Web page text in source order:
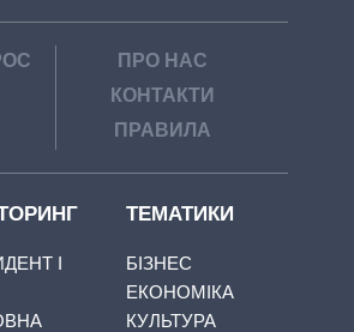
ПРО НАС
КОНТАКТИ
ПРАВИЛА
І
ТЕМАТИКИ
БІЗНЕС
ЕКОНОМІКА
КУЛЬТУРА